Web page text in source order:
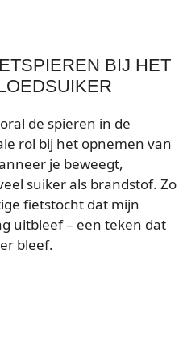
BIJ HET
de spieren in de
rol bij het opnemen van
je beweegt,
suiker als brandstof. Zo
fietstocht dat mijn
uitbleef – een teken dat
bleef.